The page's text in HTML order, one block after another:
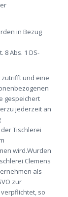
in Bezug
Abs. 1 DS-
und eine
gespeichert
jederzeit an
Tischlerei
wird.Wurden
Clemens
als
zur
so